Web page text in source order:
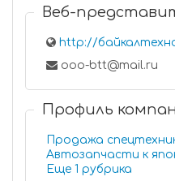
Веб-
http://
ooo-btt@mail.ru
Профиль
Продажа
Автозапчасти к
Еще 1 рубрика